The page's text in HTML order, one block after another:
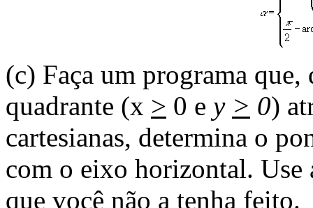
(c) Faça um programa que,
quadrante (x > 0 e y > 0)
cartesianas, determina o
com o eixo horizontal. Use
que você não a tenha feito.